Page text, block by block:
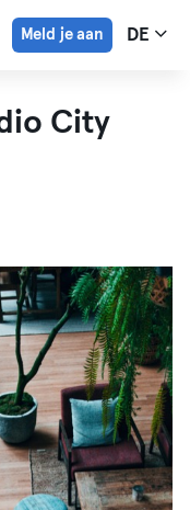
Meld je aan DE
City